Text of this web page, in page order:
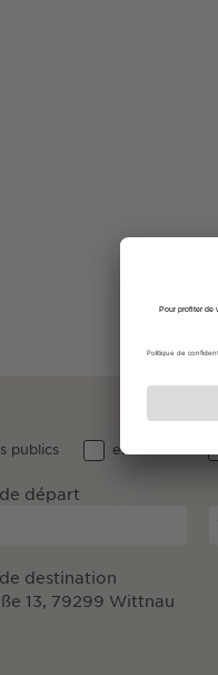
publics en voiture
départ
destination
13, 79299 Wittnau